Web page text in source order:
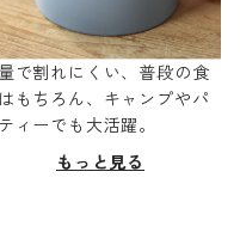
で割れにくい、普段の食
もちろん、キャンプやパ
ィーでも大活躍。
もっと見る